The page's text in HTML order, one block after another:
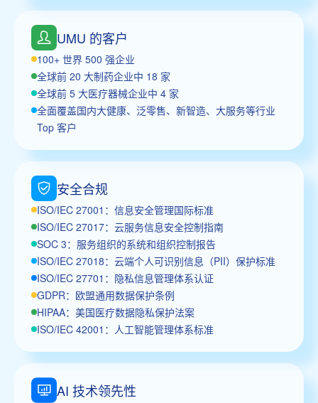
UMU 的客户
100+ 世界 500 强企业
全球前 20 大制药企业中 18 家
全球前 5 大医疗器械企业中 4 家
全面覆盖国内大健康、泛零售、新智造、大服务等行业
Top 客户
安全合规
ISO/IEC 27001：信息安全管理国际标准
ISO/IEC 27017：云服务信息安全控制指南
SOC 3：服务组织的系统和组织控制报告
ISO/IEC 27018：云端个人可识别信息（PII）保护标准
ISO/IEC 27701：隐私信息管理体系认证
GDPR：欧盟通用数据保护条例
HIPAA：美国医疗数据隐私保护法案
ISO/IEC 42001：人工智能管理体系标准
AI 技术领先性